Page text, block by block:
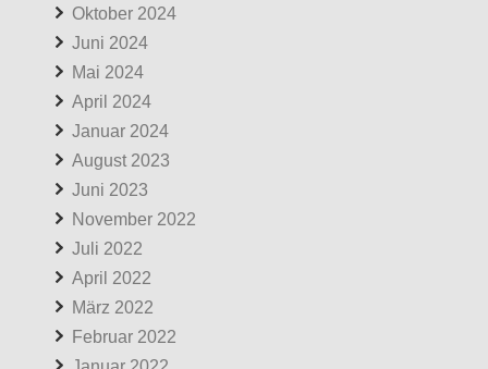
Oktober 2024
Juni 2024
Mai 2024
April 2024
Januar 2024
August 2023
Juni 2023
November 2022
Juli 2022
April 2022
März 2022
Februar 2022